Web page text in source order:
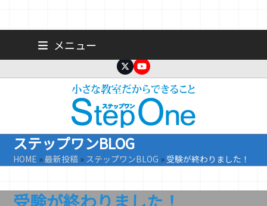
メニュー
TwitterYouTube
ステップワンBLOG
HOME »最新投稿 » ステップワンBLOG » 受験が終わりました！
受験が終わりました！